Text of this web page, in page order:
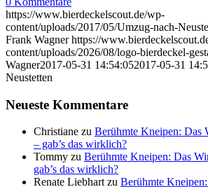
https://www.bierdeckelscout.de/wp-
content/uploads/2017/05/Umzug-nach-
Frank Wagner https://
content/uploads/2026/08/logo-bierdeckel-
Wagner2017-05-31 14:54:052017-05-31
Neustetten
Neueste Kommentare
Christiane zu Berühmte Kneipen: Das
– gab’s das wirklich?
Tommy zu Berühmte Kneipen: Das
gab’s das wirklich?
Renate Liebhart zu Berühmte